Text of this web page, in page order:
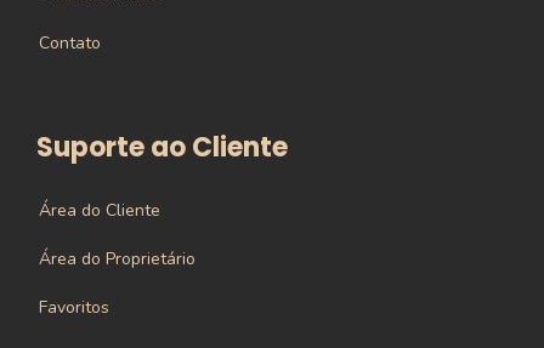
Contato
Suporte ao Cliente
Área do Cliente
Área do Proprietário
Favoritos